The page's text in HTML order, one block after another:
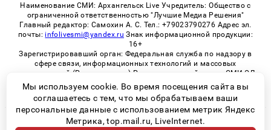
Наименование СМИ: Архангельск Live Учредитель: Общество с
ограниченной ответственностью "Лучшие Медиа Решения"
Главный редактор: Самохин А. С. Тел.: +79023790276 Адрес эл.
почты: infolivesmi@yandex.ru Знак информационной продукции:
16+
Зарегистрировавший орган: Федеральная служба по надзору в
сфере связи, информационных технологий и массовых
коммуникаций (Роскомнадзор) Регистрационный номер СМИ ЭЛ
№ ФС 77 - 82533 от 21.01.2022
© 2026 «Архангельск Live» | Все права защищены
Мы используем cookie. Во время посещения сайта вы
соглашаетесь с тем, что мы обрабатываем ваши
персональные данные с использованием метрик Яндекс
Метрика, top.mail.ru, LiveInternet.